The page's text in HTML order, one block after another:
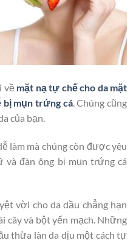
về mặt nạ tự chế cho da mặt
bị mụn trứng cá. Chúng cũng
của bạn.
làm mà chúng còn được yêu
đàn ông bị mụn trứng cá
vời cho da dầu chẳng hạn
cây và bột yến mạch. Những
thừa làn da dịu một cách tự